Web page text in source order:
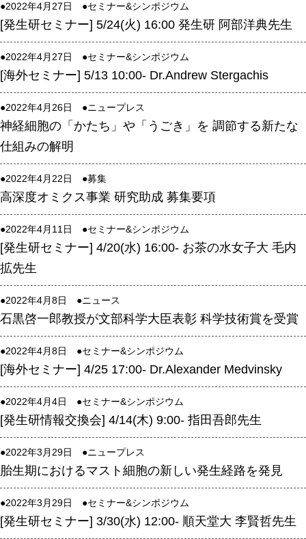
脳発生分野
腎臓発生分野
生殖発生分野
筋発生再生分野
入学・求人案内
入学者案内
リエゾンラボLILAについて
組織標本作製・HE染色
質量分析
顕微鏡・画像解析支援
共通実験室・培養室利用
バイオインフォマティクス
研究試料供給
In situ hybridization
キャピラリーシーケンス
予 約
●2022年4月27日 ●セミナー&シンポジウム
[発生研セミナー] 5/24(火) 16:00 発生研 阿部洋典先生
●2022年4月27日 ●セミナー&シンポジウム
[海外セミナー] 5/13 10:00- Dr.Andrew Stergachis
●2022年4月26日 ●ニュープレス
神経細胞の「かたち」や「うごき」を 調節する新たな
仕組みの解明
●2022年4月22日 ●募集
高深度オミクス事業 研究助成 募集要項
●2022年4月11日 ●セミナー&シンポジウム
[発生研セミナー] 4/20(水) 16:00- お茶の水女子大 毛内
拡先生
●2022年4月8日 ●ニュース
石黒啓一郎教授が文部科学大臣表彰 科学技術賞を受賞
●2022年4月8日 ●セミナー&シンポジウム
[海外セミナー] 4/25 17:00- Dr.Alexander Medvinsky
●2022年4月4日 ●セミナー&シンポジウム
[発生研情報交換会] 4/14(木) 9:00- 指田吾郎先生
●2022年3月29日 ●ニュープレス
胎生期におけるマスト細胞の新しい発生経路を発見
●2022年3月29日 ●セミナー&シンポジウム
[発生研セミナー] 3/30(水) 12:00- 順天堂大 李賢哲先生